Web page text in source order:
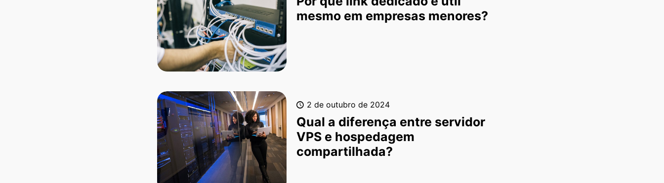
mesmo em empresas menores?
2 de outubro de 2024
Qual a diferença entre servidor
VPS e hospedagem
compartilhada?